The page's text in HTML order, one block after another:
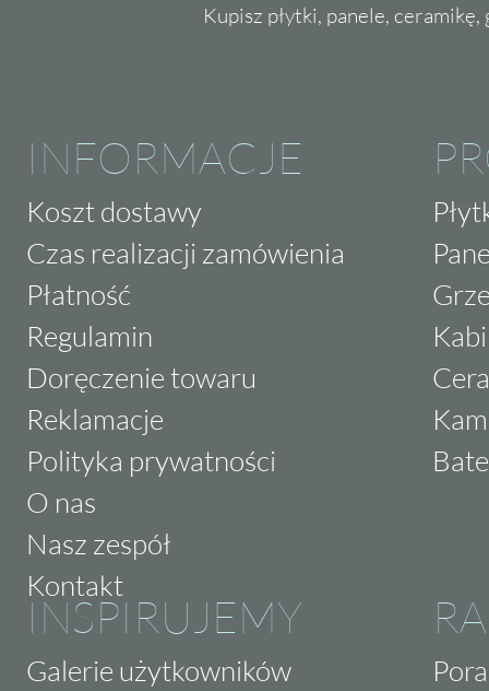
Kupisz płytki, panele,
INFORMACJE
Koszt dostawy
Czas realizacji zamówienia
Płatność
Regulamin
Doręczenie towaru
Reklamacje
Polityka prywatności
O nas
Nasz zespół
Kontakt
INSPIRUJEMY
Galerie użytkowników